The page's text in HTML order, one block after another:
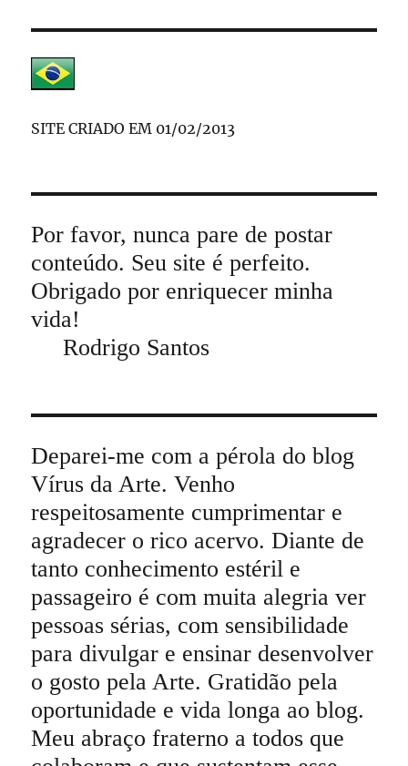
SITE CRIADO EM 01/02/2013
Por favor, nunca pare de postar
conteúdo. Seu site é perfeito.
Obrigado por enriquecer minha
vida!
Rodrigo Santos
Deparei-me com a pérola do blog
Vírus da Arte. Venho
respeitosamente cumprimentar e
agradecer o rico acervo. Diante de
tanto conhecimento estéril e
passageiro é com muita alegria ver
pessoas sérias, com sensibilidade
para divulgar e ensinar desenvolver
o gosto pela Arte. Gratidão pela
oportunidade e vida longa ao blog.
Meu abraço fraterno a todos que